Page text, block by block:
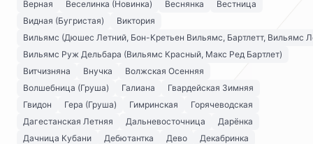
Верная
Веселинка (Новинка) Веснянка
Вестница
Видная (Бугристая)
Виктория
Вильямс (Дюшес Летний, Бон-Кретьен Вильямс, Бартлетт, Вильямс
Вильямс Руж Дельбара (Вильямс Красный, Макс Ред Бартлет)
Витчизняна
Внучка
Волжская Осенняя
Волшебница (Груша)
Галиана
Гвардейская Зимняя
Гвидон
Гера (Груша) Гимринская
Горячеводская
Дагестанская Летняя
Дальневосточница
Дарёнка
Дачница Кубани
Дебютантка Дево
Декабринка